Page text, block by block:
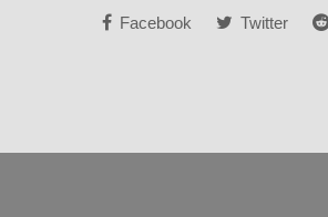
Facebook Twitter